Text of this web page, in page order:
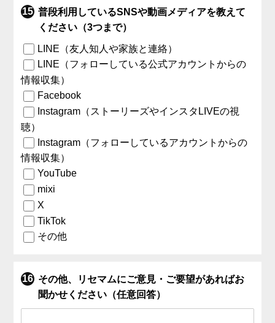
普段利用しているSNSや動画メディアを教えて
ください（3つまで）
LINE（友人知人や家族と連絡）
LINE（フォローしている公式アカウントからの
情報収集）
Facebook
Instagram（ストーリーズやインスタLIVEの視
聴）
Instagram（フォローしているアカウントからの
情報収集）
YouTube
mixi
X
TikTok
その他
その他、リセマムにご意見・ご要望があればお
聞かせください（任意回答）